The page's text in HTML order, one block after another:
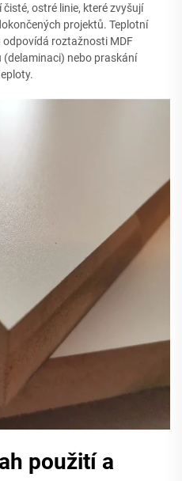
ostré linie, které zvyšují
projektů. Teplotní
roztažnosti MDF
(delaminaci) nebo praskání
použití a